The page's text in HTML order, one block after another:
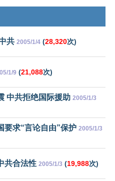
共 2005/1/4 (28,320次)
1/9 (21,088次)
中共拒绝国际援助 2005/1/3
要求“言论自由”保护 2005/1/3
共合法性 2005/1/3 (19,988次)